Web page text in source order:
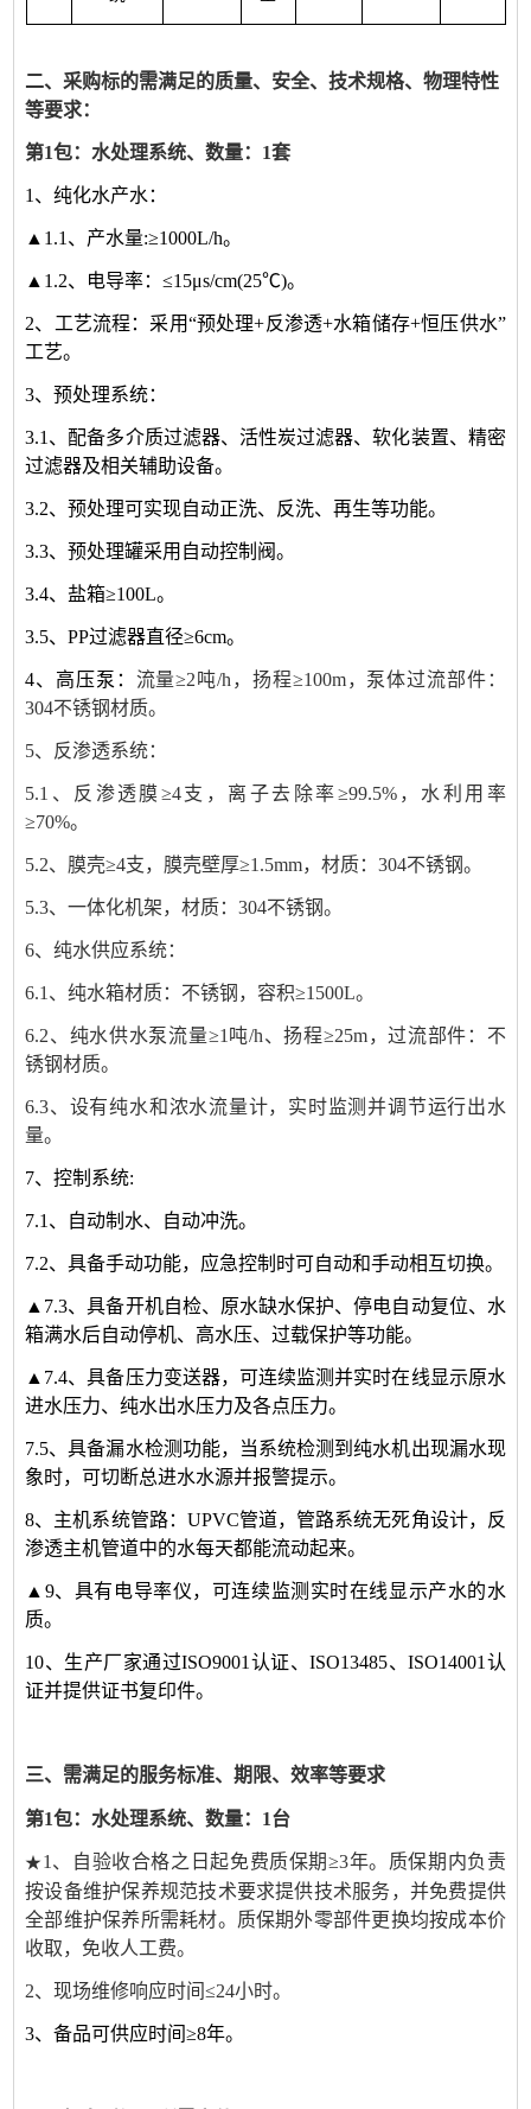
二、采购标的需满足的质量、安全、技术规格、物理特性
等要求：
第1包：水处理系统、数量：1套
1 、纯化水产水：
▲1.1、产水量:≥1000L/h。
▲1.2、电导率：≤15μs/cm(25℃)。
2、工艺流程：采用“预处理+反渗透+水箱储存+恒压供水”
工艺。
3、预处理系统：
3.1、配备多介质过滤器、活性炭过滤器、软化装置、精密
过滤器及相关辅助设备。
3.2、预处理可实现自动正洗、反洗、再生等功能。
3.3、预处理罐采用自动控制阀。
3.4、 盐箱≥100L。
3.5、PP过滤器直径≥6cm。
4、高压泵： 流量≥2吨/h，扬程≥100m，泵体过流部件：
304不锈钢材质。
5、反渗透系统：
5.1、反渗透膜≥4支，离子去除率≥99.5%，水利用率
≥70%。
5.2、膜壳≥4支，膜壳壁厚≥1.5mm，材质：304不锈钢。
5.3、一体化机架，材质：304不锈钢。
6、纯水供应系统：
6.1、纯水箱材质：不锈钢，容积≥1500L。
6.2、纯水供水泵流量≥1吨/h、扬程≥25m，过流部件：不
锈钢材质。
6.3、 设有纯水和浓水流量计，实时监测并调节运行出水
量。
7、控制系统:
7.1、自动制水、自动冲洗。
7.2、具备手动功能，应急控制时可自动和手动相互切换。
▲7.3、具备开机自检、原水缺水保护、停电自动复位、水
箱满水后自动停机、高水压、过载保护等功能。
▲7.4、具备压力变送器，可连续监测并实时在线显示原水
进水压力、纯水出水压力及各点压力。
7.5、具备漏水检测功能，当系统检测到纯水机出现漏水现
象时，可切断总进水水源并报警提示。
8、主机系统管路： UPVC管道，管路系统无死角设计，反
渗透主机管道中的水每天都能流动起来。
▲ 9、具有电导率仪，可连续监测实时在线显示产水的水
质。
10、生产厂家通过ISO9001 认证、ISO13485、ISO14001 认
证并提供证书复印件。
三、需满足的服务标准、期限、效率等要求
第1包：水处理系统、数量：1台
★ 1、自验收合格之日起免费质保期≥3年。 质保期内负责
按设备维护保养规范技术要求提供技术服务，并免费提供
全部维护保养所需耗材。 质保期外零部件更换均按成本价
收取，免收人工费。
2、现场维修响应时间≤24小时。
3、备品可供应时间≥8年。